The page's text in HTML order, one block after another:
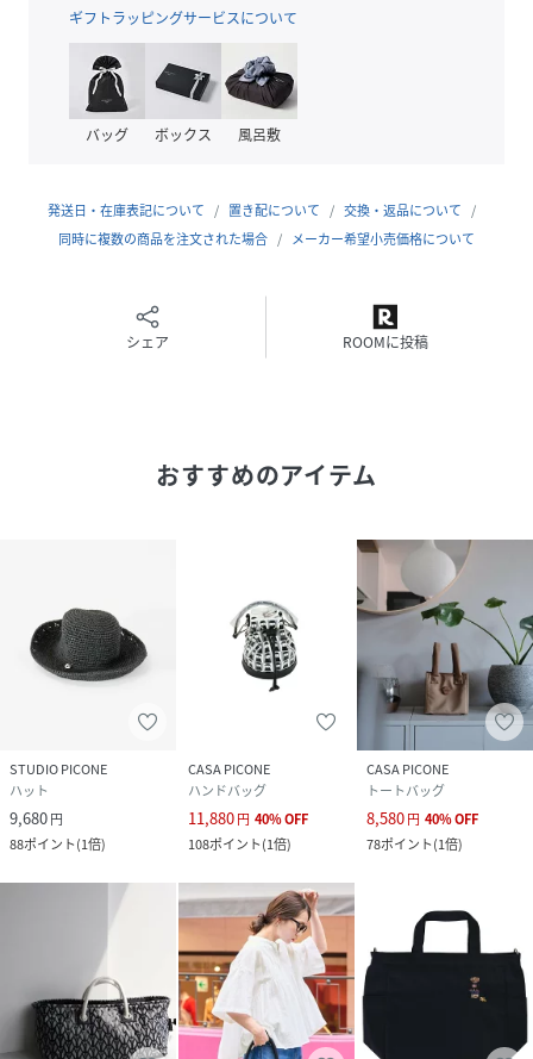
ギフトラッピングサービスについて
バッグ ボックス 風呂敷
発送日・在庫表記について 置き配について
交換・返品について
同時に複数の商品を注文された場合
メーカー希望小売価格について
シェア ROOMに投稿
おすすめのアイテム
STUDIO PICONE
ハット
9,680円
88ポイント(1倍)
CASA PICONE
ハンドバッグ
11,880円 40%OFF
108ポイント(1倍)
CASA PICONE
トートバッグ
8,580円 40%OFF
78ポイント(1倍)